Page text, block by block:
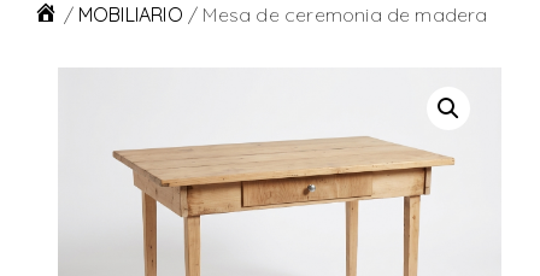
/ MOBILIARIO / Mesa de ceremonia de madera